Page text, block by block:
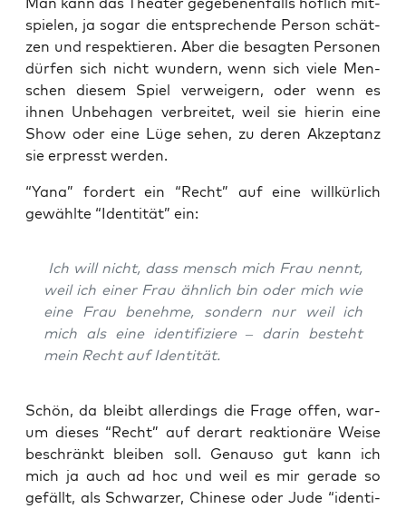
spie­len, ja sogar die ent­spre­chen­de Per­son schät­
zen und respek­tie­ren. Aber die besag­ten Per­so­nen
dür­fen sich nicht wun­dern, wenn sich vie­le Men­
schen die­sem Spiel ver­wei­gern, oder wenn es
ihnen Unbe­ha­gen ver­brei­tet, weil sie hier­in eine
Show oder eine Lüge sehen, zu deren Akzep­tanz
sie erpresst werden.
“Yana” for­dert ein “Recht” auf eine will­kür­lich
gewähl­te “Iden­ti­tät” ein:
Ich will nicht, dass mensch mich Frau nennt,
weil ich einer Frau ähn­lich bin oder mich wie
eine Frau beneh­me, son­dern nur weil ich
mich als eine iden­ti­fi­zie­re – dar­in besteht
mein Recht auf Identität.
Schön, da bleibt aller­dings die Fra­ge offen, war­
um die­ses “Recht” auf der­art reak­tio­nä­re Wei­se
beschränkt blei­ben soll. Genau­so gut kann ich
mich ja auch ad hoc und weil es mir gera­de so
gefällt, als Schwar­zer, Chi­ne­se oder Jude “iden­ti­